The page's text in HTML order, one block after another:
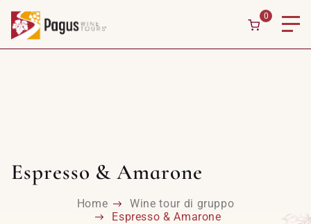
0
Espresso & Amarone
Home
Wine tour di gruppo
Espresso & Amarone